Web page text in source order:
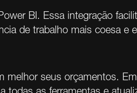
BI. Essa integração
de trabalho mais coesa e
melhor seus orçamentos.